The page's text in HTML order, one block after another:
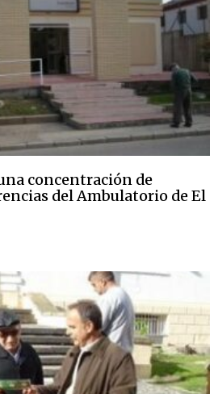
concentración de
del Ambulatorio de El